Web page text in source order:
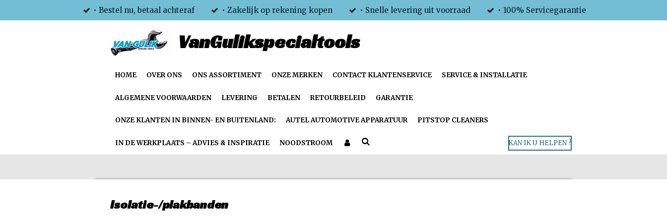
direct
• Bestel nu, betaal achteraf • Zakelijk op rekening kopen • Snelle levering uit voorraad • 100% Servicegarantie
VanGulikspecialtools
HOME OVER ONS ONS ASSORTIMENT ONZE MERKEN CONTACT KLANTENSERVICE SERVICE & INSTALLATIE
ALGEMENE VOORWAARDEN LEVERING BETALEN RETOURBELEID GARANTIE
ONZE KLANTEN IN BINNEN- EN BUITENLAND: AUTEL AUTOMOTIVE APPARATUUR PITSTOP CLEANERS
IN DE WERKPLAATS – ADVIES & INSPIRATIE NOODSTROOM KAN IK U HELPEN ?
Isolatie-/plakbanden